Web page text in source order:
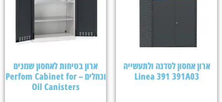
ארון אחסון לסדנה ולתעשייה
Linea 391 391A03
ארון בטיחות לאחסון שמנים
ונוזלים – Perfom Cabinet for
Oil Canisters